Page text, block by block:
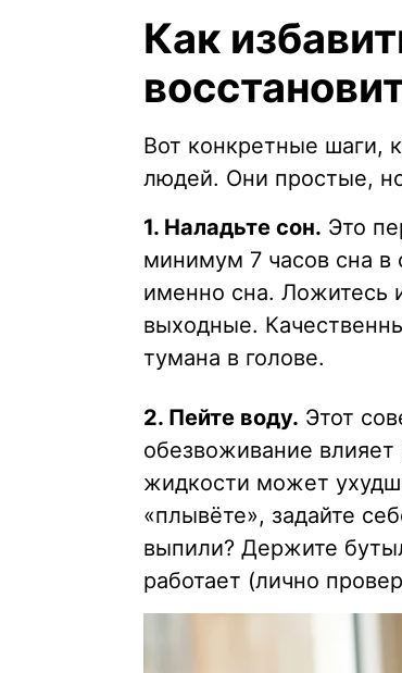
Как
Вот конкретные шаги,
людей. Они простые,
1. Наладьте сон. Это
минимум 7 часов сна в
именно сна. Ложитесь
выходные.
тумана в голове.
2. Пейте воду. Этот
обезвоживание
жидкости может
«плывёте», задайте
выпили? Держите
работает (лично